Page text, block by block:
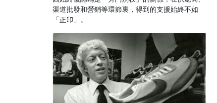
渠道批發和營銷等環節裏，得到的支援始終不如
「正印」。